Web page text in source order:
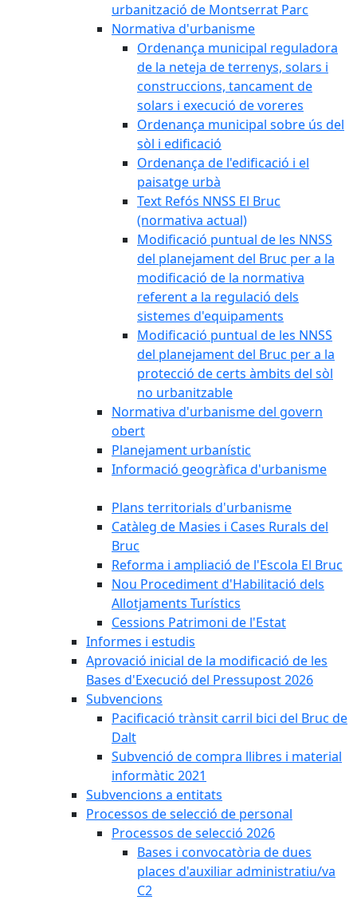
urbanització de Montserrat Parc
Normativa d'urbanisme
Ordenança municipal reguladora
de la neteja de terrenys, solars i
construccions, tancament de
solars i execució de voreres
Ordenança municipal sobre ús del
sòl i edificació
Ordenança de l'edificació i el
paisatge urbà
Text Refós NNSS El Bruc
(normativa actual)
Modificació puntual de les NNSS
del planejament del Bruc per a la
modificació de la normativa
referent a la regulació dels
sistemes d'equipaments
Modificació puntual de les NNSS
del planejament del Bruc per a la
protecció de certs àmbits del sòl
no urbanitzable
Normativa d'urbanisme del govern
obert
Planejament urbanístic
Informació geogràfica d'urbanisme
Plans territorials d'urbanisme
Catàleg de Masies i Cases Rurals del
Bruc
Reforma i ampliació de l'Escola El Bruc
Nou Procediment d'Habilitació dels
Allotjaments Turístics
Cessions Patrimoni de l'Estat
Informes i estudis
Aprovació inicial de la modificació de les
Bases d'Execució del Pressupost 2026
Subvencions
Pacificació trànsit carril bici del Bruc de
Dalt
Subvenció de compra llibres i material
informàtic 2021
Subvencions a entitats
Processos de selecció de personal
Processos de selecció 2026
Bases i convocatòria de dues
places d'auxiliar administratiu/va
C2